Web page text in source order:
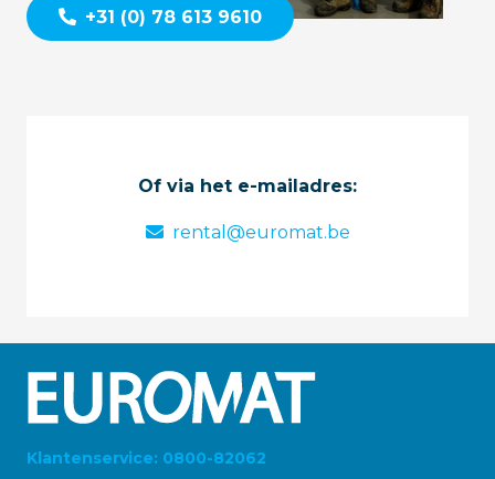
+31 (0) 78 613 9610
Of via het e-mailadres:
rental@euromat.be
Klantenservice: 0800-82062